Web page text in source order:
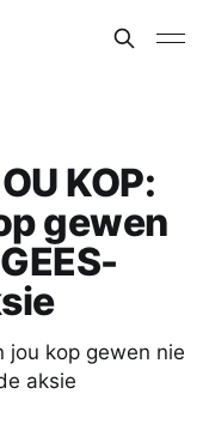
KOP:
gewen
jou kop gewen nie
aksie